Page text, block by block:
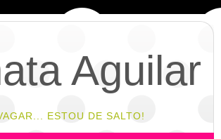
Aguilar
ESTOU DE SALTO!